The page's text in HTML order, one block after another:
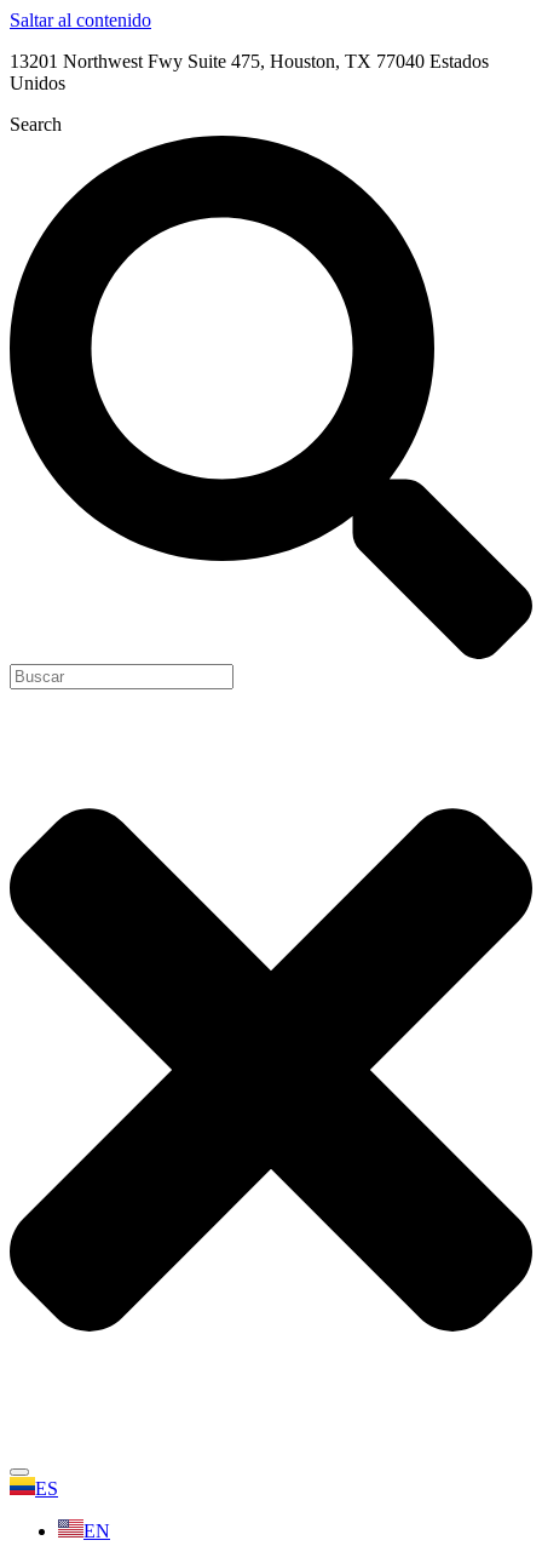
Saltar al contenido
13201 Northwest Fwy Suite 475, Houston, TX 77040 Estados
Unidos
Search
ES
EN